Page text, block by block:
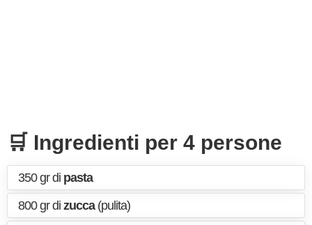
🛒 Ingredienti per 4 persone
350 gr di pasta
800 gr di zucca(pulita)